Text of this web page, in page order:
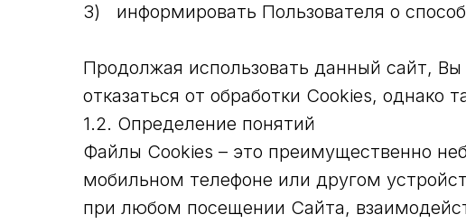
3) информировать Пользователя о
Продолжая использовать данный сайт,
отказаться от обработки Cookies, однако
1.2. Определение понятий
Файлы Cookies – это преимущественно
мобильном телефоне или другом
при любом посещении Сайта,